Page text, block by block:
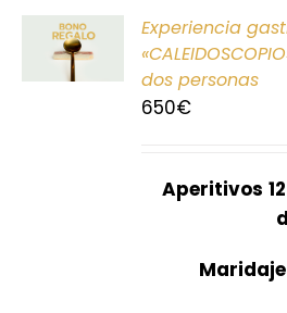
Experiencia
dos personas
650€
Aperitivos